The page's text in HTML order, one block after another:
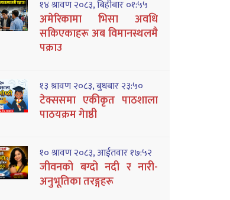
१४ श्रावण २०८३, बिहीबार ०१:५५
अमेरिकामा भिसा अवधि
सकिएकाहरू अब विमानस्थलमै
पक्राउ
१३ श्रावण २०८३, बुधबार २३:५०
टेक्ससमा एकीकृत पाठशाला
पाठयक्रम गेाष्ठी
१० श्रावण २०८३, आईतवार १७:५२
जीवनको बग्दो नदी र नारी-
अनुभूतिका तरङ्गहरू